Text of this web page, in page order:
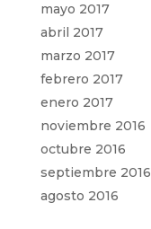
mayo 2017
abril 2017
marzo 2017
febrero 2017
enero 2017
noviembre 2016
octubre 2016
septiembre 2016
agosto 2016